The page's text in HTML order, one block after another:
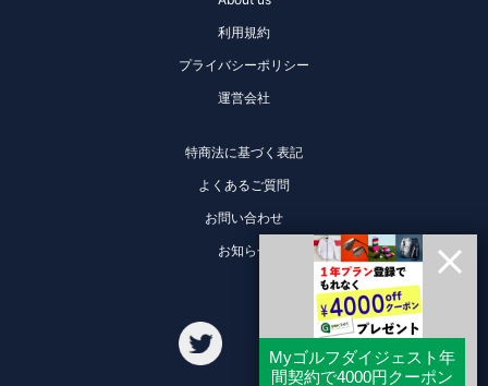
利用規約
プライバシーポリシー
運営会社
特商法に基づく表記
よくあるご質問
お問い合わせ
お知らせ